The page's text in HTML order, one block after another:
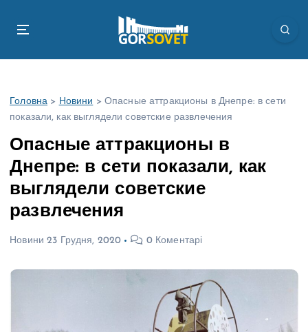
Головна > Новини > Опасные аттракционы в Днепре: в сети
показали, как выглядели советские развлечения
Опасные аттракционы в
Днепре: в сети показали, как
выглядели советские
развлечения
Новини 23 Грудня, 2020 0 Коментарі